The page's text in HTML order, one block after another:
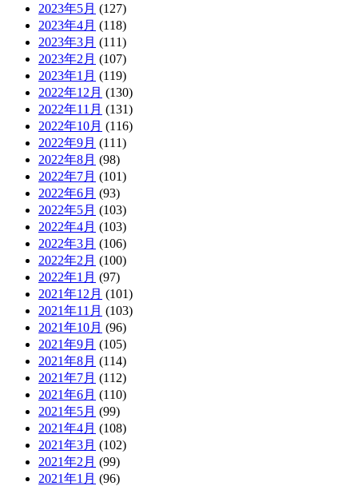
2023年5月 (127)
2023年4月 (118)
2023年3月 (111)
2023年2月 (107)
2023年1月 (119)
2022年12月 (130)
2022年11月 (131)
2022年10月 (116)
2022年9月 (111)
2022年8月 (98)
2022年7月 (101)
2022年6月 (93)
2022年5月 (103)
2022年4月 (103)
2022年3月 (106)
2022年2月 (100)
2022年1月 (97)
2021年12月 (101)
2021年11月 (103)
2021年10月 (96)
2021年9月 (105)
2021年8月 (114)
2021年7月 (112)
2021年6月 (110)
2021年5月 (99)
2021年4月 (108)
2021年3月 (102)
2021年2月 (99)
2021年1月 (96)